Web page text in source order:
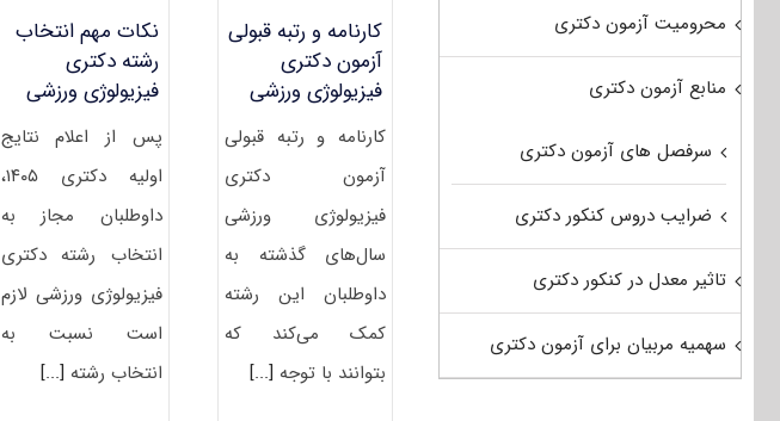
کارنامه و رتبه قبولی
آزمون دکتری
فیزیولوژی ورزشی
کارنامه و رتبه قبولی
آزمون دکتری
فیزیولوژی ورزشی
سال‌های گذشته به
داوطلبان این رشته
کمک می‌کند که
بتوانند با توجه [...]
نکات مهم انتخاب
رشته دکتری
فیزیولوژی ورزشی
پس از اعلام نتایج
اولیه دکتری ۱۴۰۵،
داوطلبان مجاز به
انتخاب رشته دکتری
فیزیولوژی ورزشی لازم
است نسبت به
انتخاب رشته [...]
محرومیت آزمون دکتری
منابع آزمون دکتری
سرفصل های آزمون دکتری
ضرایب دروس کنکور دکتری
تاثیر معدل در کنکور دکتری
سهمیه مربیان برای آزمون دکتری